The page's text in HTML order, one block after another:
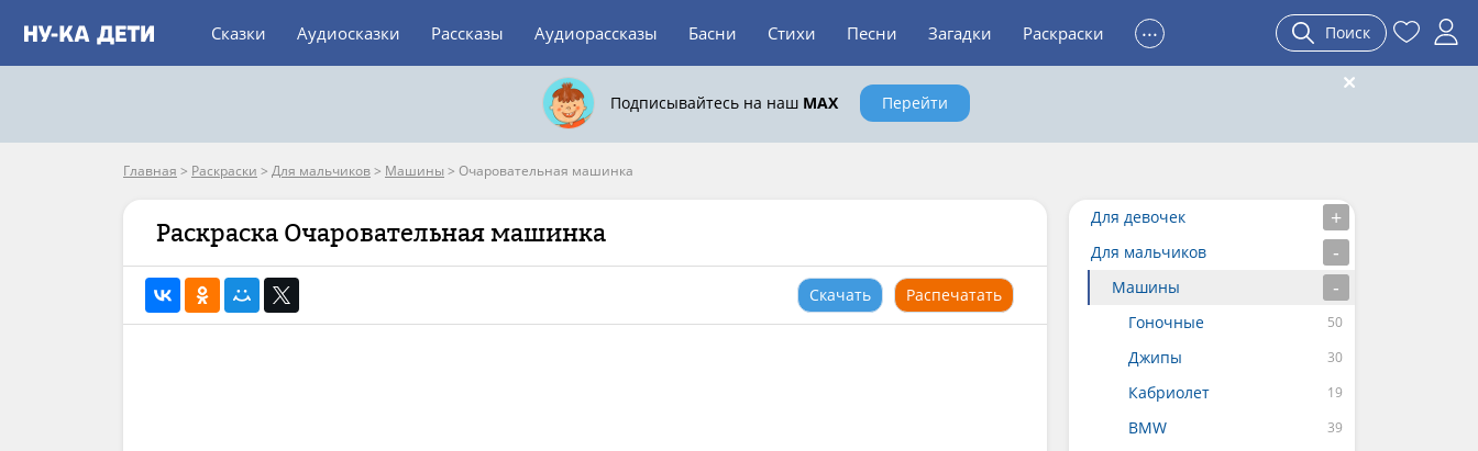
Сказки Аудиосказки Рассказы Аудиорассказы Басни Стихи Песни Загадки Раскраски ... Поиск
Подписывайтесь на наш MAX Перейти
Главная > Раскраски > Для мальчиков> Машины > Очаровательная машинка
Раскраска Очаровательная машинка
Скачать Распечатать
Для девочек
Для мальчиков
Машины
Гоночные
Джипы
Кабриолет
BMW